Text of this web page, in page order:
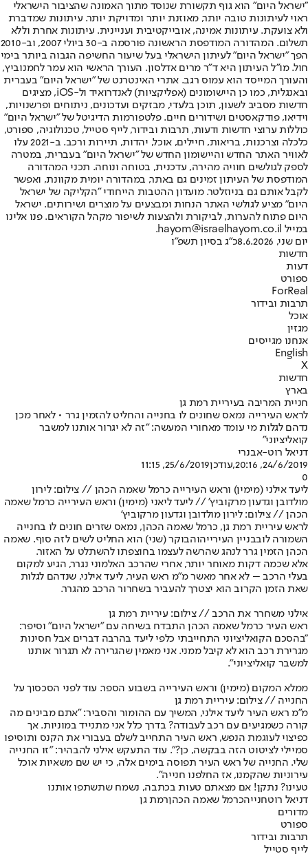
"ישראל היום" הוא גוף תקשורת שנוסד מתוך האמונה שהציבור הישראלי
ראוי לעיתונות טובה יותר, מאוזנת יותר ומדויקת יותר. עיתונות שמדברת
ולא צועקת. עיתונות אמינה, אובייקטיבית ועניינית. עיתונות אחרת וללא
תשלום. המהדורה המודפסת הראשונה פורסמה ב-30 ביולי 2007, וב-2010
הפך "ישראל היום" לעיתון הישראלי בעל שיעור החשיפה הגבוה ביותר בימי
חול. מו"ל העיתון היא ד"ר מרים אדלסון. העורך הראשי הוא עמר לחמנוביץ,
והעורך המייסד הוא עמוס רגב. אתרי האינטרנט של "ישראל היום" בעברית
ובאנגלית, כמו כן היישומונים (אפליקציות) לאנדרואיד ול-iOS, מציגים
חדשות מסביב לשעון, תוכן בלעדי, מבזקים ועדכונים, ניתוחים ופרשנויות,
וידיאו, פודקאסטים ושידורים חיים. פלטפורמות הדיגיטל של "ישראל היום"
כוללות ערוצי חדשות ודעות, תרבות ובידור, לייף סטייל, טכנולוגיה, ספורט,
כלכלה וצרכנות, בריאות, חיילים, אוכל, יהדות, תיירות ורכב. ב-2021 עלו
לאוויר האתר החדש והיישומון החדש של "ישראל היום" בעברית, במטרה
לספק לגולשים חוויה מהירה, עדכנית, בטוחה ונוחה. תכני המהדורה
המודפסת של העיתון זמינים גם באתר, במהדורה יומית מקוונת, ואפשר
לקבל אותם גם בניוזלטר. מועדון ההטבות הייחודי "הקליקה של ישראל
היום" מציע לגולשי האתר הנחות ומבצעים על מוצרים ושירותים. ישראל
היום פתוח להערות, לביקורת ולהצעות לשיפור מקהל הקוראים. פנו אלינו
במייל hayom@israelhayom.co.il.
יום שני, 8.6.2026
כ"ג בסיון תשפ"ו
חדשות
דעות
ספורט
ForReal
תרבות ובידור
אוכל
מגזין
אנחנו מגייסים
English
X
חדשות
בארץ
חניית המריבה בעיריית רמת גן
לראש העירייה נמאס שחונים לו בחנייה והחליט להזמין גרר • לאחר מכן
נדהם לגלות מי עומד מאחורי המעשה: "זה לא יגרור אותנו למשבר
קואליציוני"
דניאל רוט-אבנרי
24/6/2019, 20:16
,עודכן25/6/2019, 11:15
0
ליעד אילני (מימין) וראש העירייה כרמל שאמה הכהן // צילום: לירון
מולדובן וגדעון מרקוביץ' // ליעד ליאני (מימין) וראש העירייה כרמל שאמה
הכהן // צילום: לירון מולדובן וגדעון מרקוביץ'
לראש עיריית רמת גן, כרמל שאמה הכהן, נמאס שזרים חונים לו בחנייה
השמורה לובבניין העירייהוהבוקר (שני) הוא החליט לשים לזה סוף. שאמה
הכהן הזמין גרר לנהג שהרשה לעצמו בחוצפתו להשתלט על האזור.
אלא שכמה דקות מאוחר יותר, אחרי שהרכב האלמוני נגרר, הגיע למקום
בעלי הרכב – לא אחר מאשר מ"מ ראש העיר, ליעד אילני, שנדהם לגלות
שאת הזמן הקרוב הוא יצטרך להעביר בשחרור הרכב מהגרר.
אילני משחרר את הרכב // צילום: עיריית רמת גן
ראש העיר כרמל שאמה הכהן התבדח בשיחה עם "ישראל היום" וסיפר:
"בהסכם הקואליציוני התחייבתי כלפי ליעד בהרבה דברים אבל חסינות
מגרירת רכב הוא לא קיבל ממני. אני מאמין שהגרירה לא תגרור אותנו
למשבר קואליציוני".
ממלא המקום (מימין) וראש העירייה בשבוע הספר. עוד לפני הסכסוך על
החנייה // צילום: עיריית רמת גן
מ"מ ראש העיר ליעד אילני, המשיך עם ההומור והסביר: "אתם מבינים מה
קורה כשמגיעים עם רכב לעבודה? בדרך כלל אני מתנייד במוניות. אך
כפיצוי לעוגמת הנפש, ראש העיר התחייב לשלם בעבורי את הקנס ותוסיפו
סמיילי לציטוט הזה בבקשה, כן?". עוד התעקש אילני להבהיר: "זו החנייה
שלי. החנייה של ראש העיר תפוסה בימים אלה, כי יש שם משאיות אוכל
עירוניות שהקמנו, אז החלפנו חנייה".
טעינו? נתקן! אם מצאתם טעות בכתבה, נשמח שתשתפו אותנו
דניאל רוטחנייהכרמל שאמה הכהןרמת גן
מדורים
ספורט
תרבות ובידור
לייף סטייל